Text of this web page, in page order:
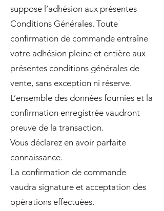
suppose l’adhésion aux présentes
Conditions Générales. Toute
confirmation de commande entraîne
votre adhésion pleine et entière aux
présentes conditions générales de
vente, sans exception ni réserve.
L’ensemble des données fournies et la
confirmation enregistrée vaudront
preuve de la transaction.
Vous déclarez en avoir parfaite
connaissance.
La confirmation de commande
vaudra signature et acceptation des
opérations effectuées.